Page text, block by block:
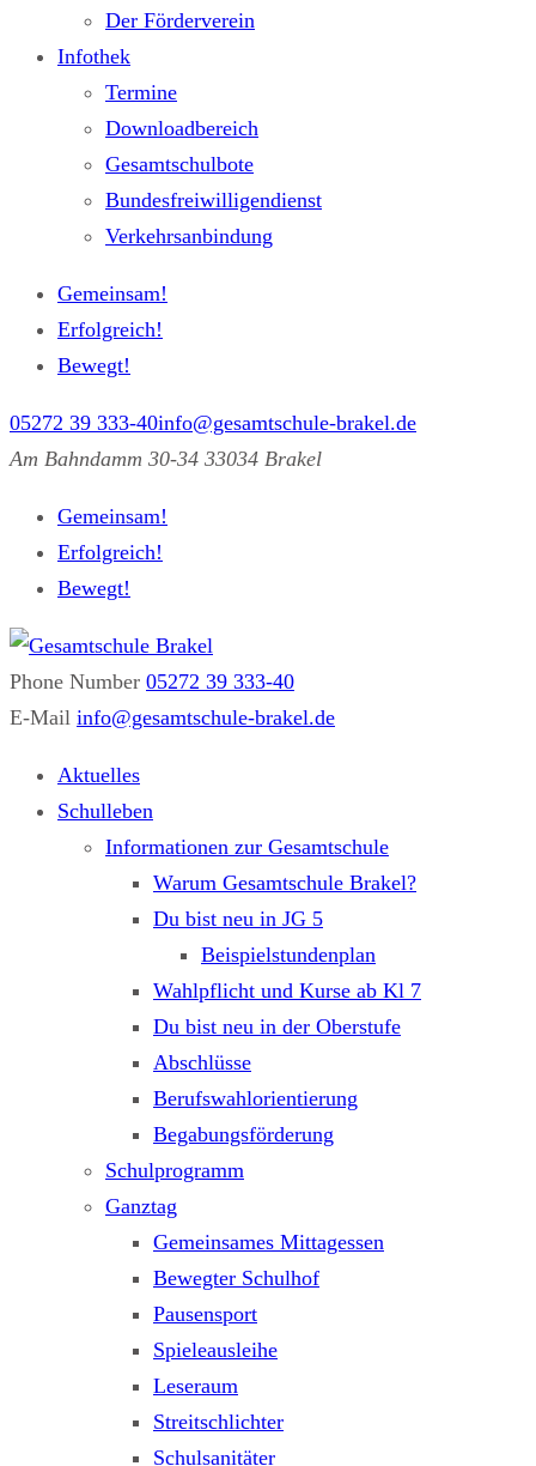
Der Förderverein
Infothek
Termine
Downloadbereich
Gesamtschulbote
Bundesfreiwilligendienst
Verkehrsanbindung
Gemeinsam!
Erfolgreich!
Bewegt!
05272 39 333-40info@gesamtschule-brakel.de
Am Bahndamm 30-34 33034 Brakel
Gemeinsam!
Erfolgreich!
Bewegt!
Phone Number 05272 39 333-40
E-Mail info@gesamtschule-brakel.de
Aktuelles
Schulleben
Informationen zur Gesamtschule
Warum Gesamtschule Brakel?
Du bist neu in JG 5
Beispielstundenplan
Wahlpflicht und Kurse ab Kl 7
Du bist neu in der Oberstufe
Abschlüsse
Berufswahlorientierung
Begabungsförderung
Schulprogramm
Ganztag
Gemeinsames Mittagessen
Bewegter Schulhof
Pausensport
Spieleausleihe
Leseraum
Streitschlichter
Schulsanitäter